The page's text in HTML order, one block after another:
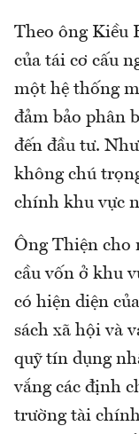
Theo ông Kiều
của tái cơ cấu
một hệ thống
đảm bảo phân
đến đầu tư.
không chú
chính khu vực
Ông Thiện cho
cầu vốn ở khu
có hiện diện
sách xã hội và
quỹ tín dụng
vắng các định
trường tài